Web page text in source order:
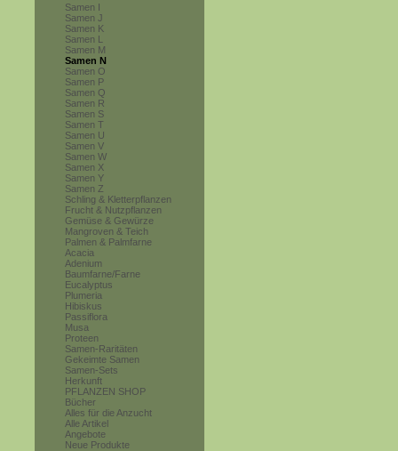
Samen I
Samen J
Samen K
Samen L
Samen M
Samen N
Samen O
Samen P
Samen Q
Samen R
Samen S
Samen T
Samen U
Samen V
Samen W
Samen X
Samen Y
Samen Z
Schling & Kletterpflanzen
Frucht & Nutzpflanzen
Gemüse & Gewürze
Mangroven & Teich
Palmen & Palmfarne
Acacia
Adenium
Baumfarne/Farne
Eucalyptus
Plumeria
Hibiskus
Passiflora
Musa
Proteen
Samen-Raritäten
Gekeimte Samen
Samen-Sets
Herkunft
PFLANZEN SHOP
Bücher
Alles für die Anzucht
Alle Artikel
Angebote
Neue Produkte